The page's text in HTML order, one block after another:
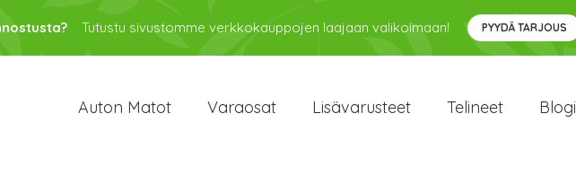
Tutustu sivustomme verkkokauppojen laajaan valikoimaan! PYYDÄ TARJOUS
Auton Matot Varaosat Lisävarusteet Telineet Blogi